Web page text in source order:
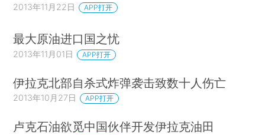
2013年11月22日 APP打开
最大原油进口国之忧
2013年11月01日 APP打开
伊拉克北部自杀式炸弹袭击致数十人伤亡
2013年10月27日 APP打开
卢克石油欲觅中国伙伴开发伊拉克油田